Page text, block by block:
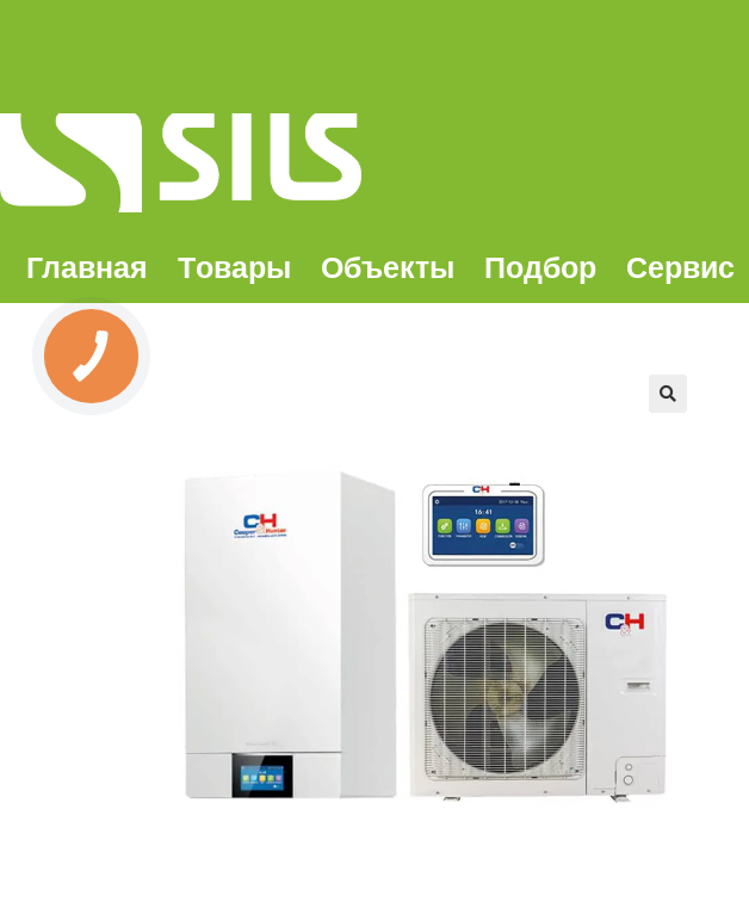
Главная Tовары Oбъекты Подбор Сервис
КНОПКА
ЗВ'ЯЗКУ